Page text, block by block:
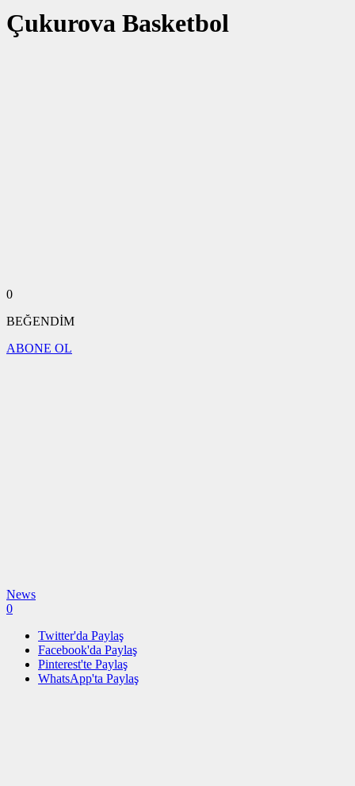
Çukurova Basketbol
0
BEĞENDİM
ABONE OL
News
0
Twitter'da Paylaş
Facebook'da Paylaş
Pinterest'te Paylaş
WhatsApp'ta Paylaş